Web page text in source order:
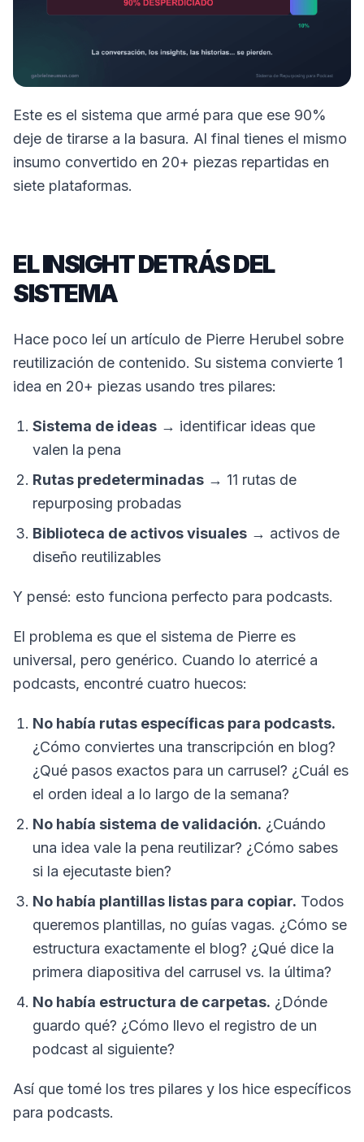
Este es el sistema que armé para que ese 90%
deje de tirarse a la basura. Al final tienes el mismo
insumo convertido en 20+ piezas repartidas en
siete plataformas.
EL INSIGHT DETRÁS DEL
SISTEMA
Hace poco leí un artículo de Pierre Herubel sobre
reutilización de contenido. Su sistema convierte 1
idea en 20+ piezas usando tres pilares:
Sistema de ideas → identificar ideas que
valen la pena
Rutas predeterminadas → 11 rutas de
repurposing probadas
Biblioteca de activos visuales → activos de
diseño reutilizables
Y pensé: esto funciona perfecto para podcasts.
El problema es que el sistema de Pierre es
universal, pero genérico. Cuando lo aterricé a
podcasts, encontré cuatro huecos:
No había rutas específicas para podcasts.
¿Cómo conviertes una transcripción en blog?
¿Qué pasos exactos para un carrusel? ¿Cuál es
el orden ideal a lo largo de la semana?
No había sistema de validación. ¿Cuándo
una idea vale la pena reutilizar? ¿Cómo sabes
si la ejecutaste bien?
No había plantillas listas para copiar. Todos
queremos plantillas, no guías vagas. ¿Cómo se
estructura exactamente el blog? ¿Qué dice la
primera diapositiva del carrusel vs. la última?
No había estructura de carpetas. ¿Dónde
guardo qué? ¿Cómo llevo el registro de un
podcast al siguiente?
Así que tomé los tres pilares y los hice específicos
para podcasts.